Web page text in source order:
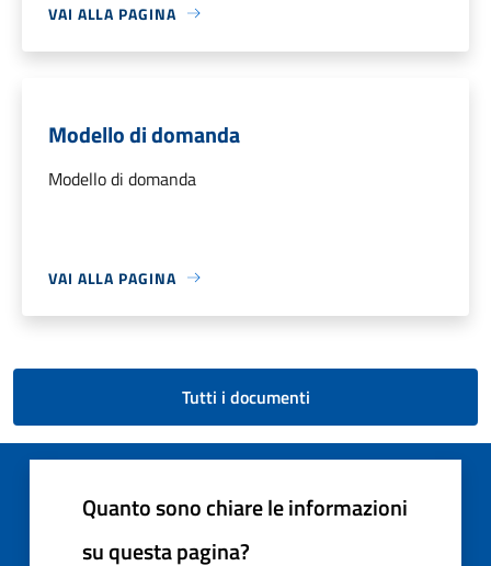
VAI ALLA PAGINA
Modello di domanda
Modello di domanda
VAI ALLA PAGINA
Tutti i documenti
Quanto sono chiare le informazioni
su questa pagina?